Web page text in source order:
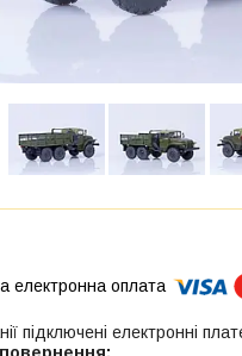
підключені електронні